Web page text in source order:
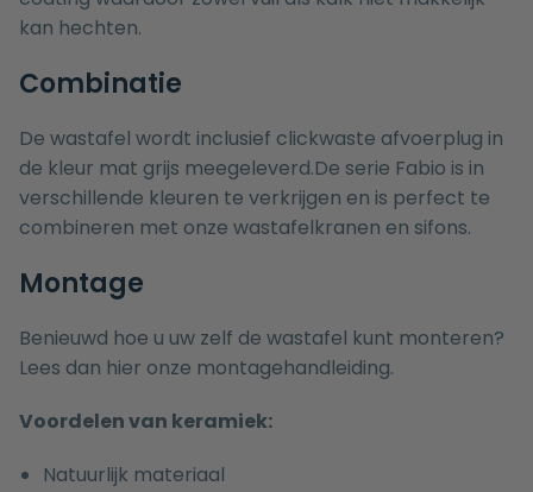
kan hechten.
Combinatie
De wastafel wordt inclusief clickwaste afvoerplug in
de kleur mat grijs meegeleverd.De serie Fabio is in
verschillende kleuren te verkrijgen en is perfect te
combineren met onze wastafelkranen en sifons.
Montage
Benieuwd hoe u uw zelf de wastafel kunt monteren?
Lees dan hier onze montagehandleiding.
Voordelen van keramiek:
Natuurlijk materiaal